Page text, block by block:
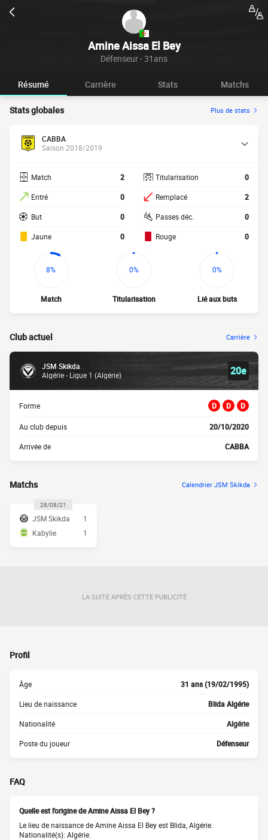
Amine Aissa El Bey
Défenseur - 31ans
Résumé Carrière Stats Matchs
Stats globales Plus de stats
CABBA
Saison 2018/2019
Match 2
Entré 0
But 0
Jaune 0
Titularisation 0
Remplacé 2
Passes déc. 0
Rouge 0
8%
Match
0%
Titularisation
0%
Lié aux buts
Club actuel Carrière
JSM Skikda
Algérie - Ligue 1 (Algérie)
20e
Forme D D D
Au club depuis 20/10/2020
Arrivée de CABBA
Matchs Calendrier JSM Skikda
28/08/21
JSM Skikda
1
Kabylie
1
LA SUITE APRÈS CETTE PUBLICITÉ
Profil
Âge 31 ans (19/02/1995)
Lieu de naissance Blida Algérie
Nationalité Algérie
Poste du joueur Défenseur
FAQ
Quelle est l'origine de Amine Aissa El Bey ?
Le lieu de naissance de Amine Aissa El Bey est Blida, Algérie.
Nationalité(s): Algérie.